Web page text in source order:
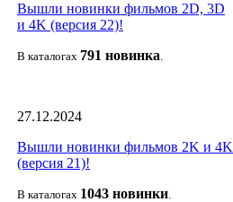
Вышли новинки фильмов 2D, 3D
и 4K (версия 22)!
В каталогах 791 новинка.
27.12.2024
Вышли новинки фильмов 2K и 4K
(версия 21)!
В каталогах 1043 новинки.